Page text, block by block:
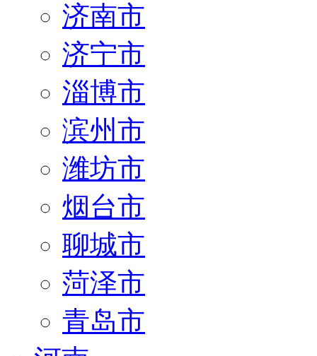
济南市
济宁市
淄博市
滨州市
潍坊市
烟台市
聊城市
菏泽市
青岛市